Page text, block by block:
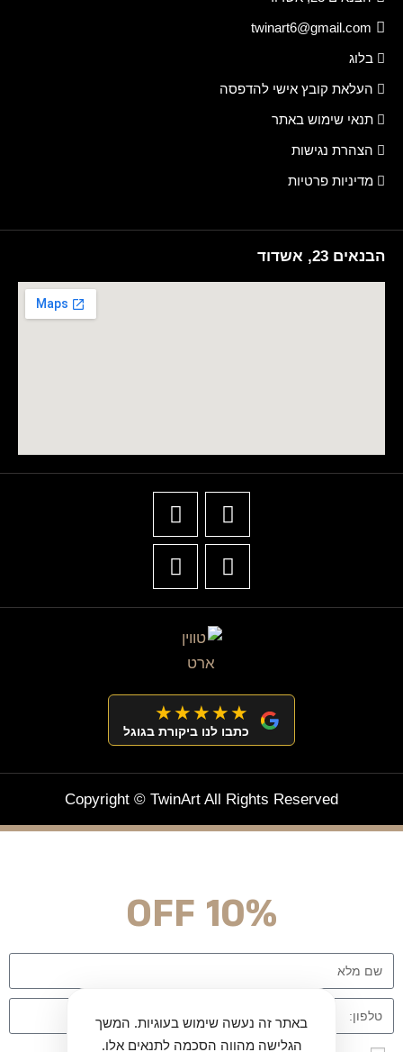
twinart6@gmail.com
בלוג
העלאת קובץ אישי להדפסה
תנאי שימוש באתר
הצהרת נגישות
מדיניות פרטיות
הבנאים 23, אשדוד
★★★★★
כתבו לנו ביקורת בגוגל
Copyright © TwinArt All Rights Reserved
באתר זה נעשה שימוש בעוגיות. המשך
הגלישה מהווה הסכמה לתנאים אלו.
10% OFF